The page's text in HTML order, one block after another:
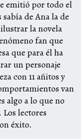
emitió por todo el
de Ana la de
la novela
fan que
que para él ha
un personaje
con 11 añitos y
van
algo a lo que no
lectores
éxito.